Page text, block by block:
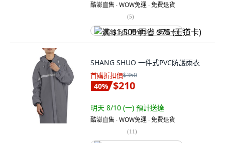
酷澎直售 ∙ WOW免運 ∙ 免費退貨
(5)
满 $1,500 再省 $75 (王道卡)
SHANG SHUO 一件式PVC防護雨衣
首購折扣價$350
40% $210
明天 8/10 (一) 預計送達
酷澎直售 ∙ WOW免運 ∙ 免費退貨
(11)